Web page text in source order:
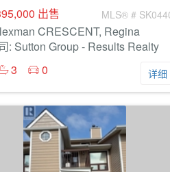
出售 MLS® #
CRESCENT, Regina
: Sutton Group - Results Realty
3 0 详细